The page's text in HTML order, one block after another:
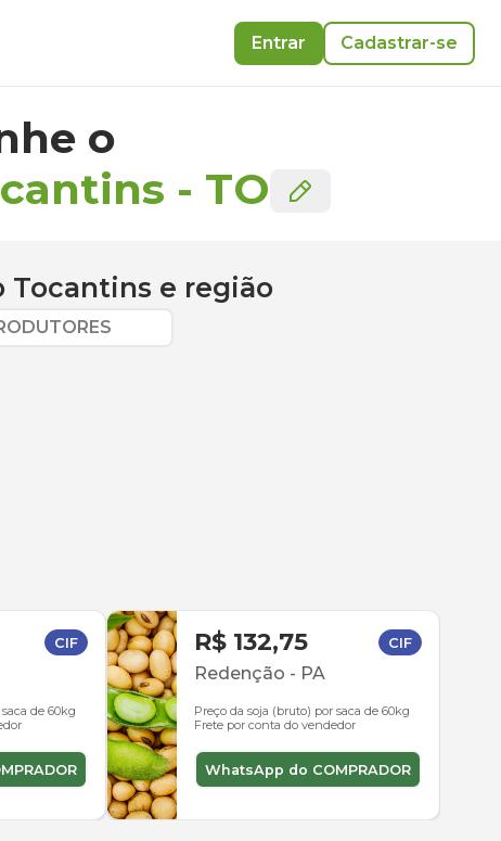
Entrar Cadastrar-se
o
- TO
Tocantins e região
CIF
de 60kg
R$ 132,75 CIF
Redenção - PA
Preço da soja (bruto) por saca de 60kg
Frete por conta do vendedor
WhatsApp do COMPRADOR